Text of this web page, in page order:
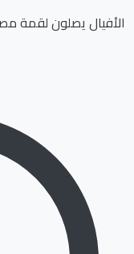
الأفيال يصلون لقمة